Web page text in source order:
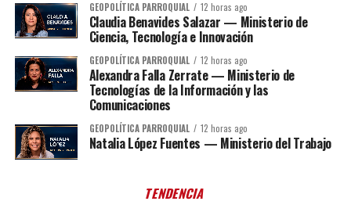
GEOPOLÍTICA PARROQUIAL 12 horas ago
Claudia Benavides Salazar — Ministerio de
Ciencia, Tecnología e Innovación
GEOPOLÍTICA PARROQUIAL 12 horas ago
Alexandra Falla Zerrate — Ministerio de
Tecnologías de la Información y las
Comunicaciones
GEOPOLÍTICA PARROQUIAL 12 horas ago
Natalia López Fuentes — Ministerio del Trabajo
TENDENCIA